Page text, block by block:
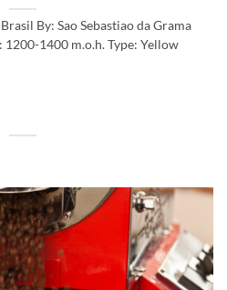
By: Sao Sebastiao da Grama
1200-1400 m.o.h. Type: Yellow